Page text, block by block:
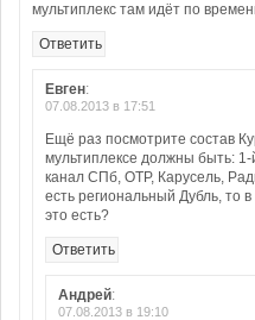
мультиплекс там идёт по
Ответить
Евген:
07.08.2013 в 17:51
Ещё раз посмотрите состав
мультиплексе должны быть:
канал СПб, ОТР, Карусель,
есть региональный Дубль, то
это есть?
Ответить
Андрей:
07.08.2013 в 19:10